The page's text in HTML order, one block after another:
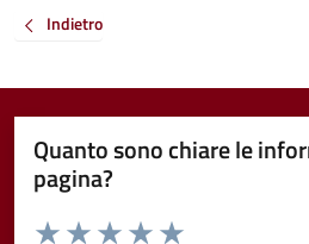
Indietro
Quanto sono chiare le
pagina?
Valuta da 1 a 5 stelle la pagina